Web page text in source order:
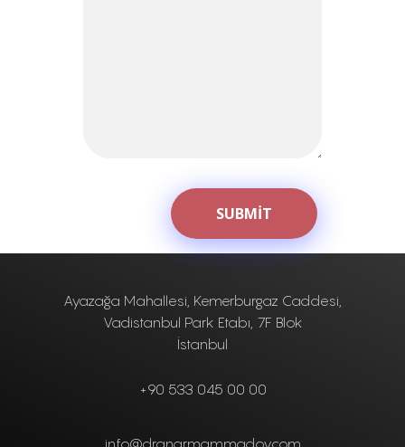
Ayazağa Mahallesi, Kemerburgaz Caddesi,
Vadistanbul Park Etabı, 7F Blok
İstanbul
+90 533 045 00 00